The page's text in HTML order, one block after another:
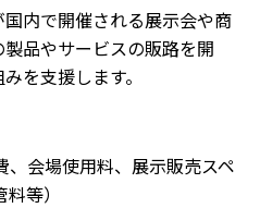
内で開催される展示会や商
品やサービスの販路を開
を支援します。
、会場使用料、展示販売スペ
等）